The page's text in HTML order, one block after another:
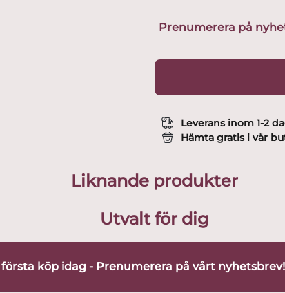
Prenumerera på
Leverans inom 1-2
Hämta gratis i vår
Liknande produkter
Utvalt för dig
köp idag - Prenumerera på vårt nyhetsbrev!